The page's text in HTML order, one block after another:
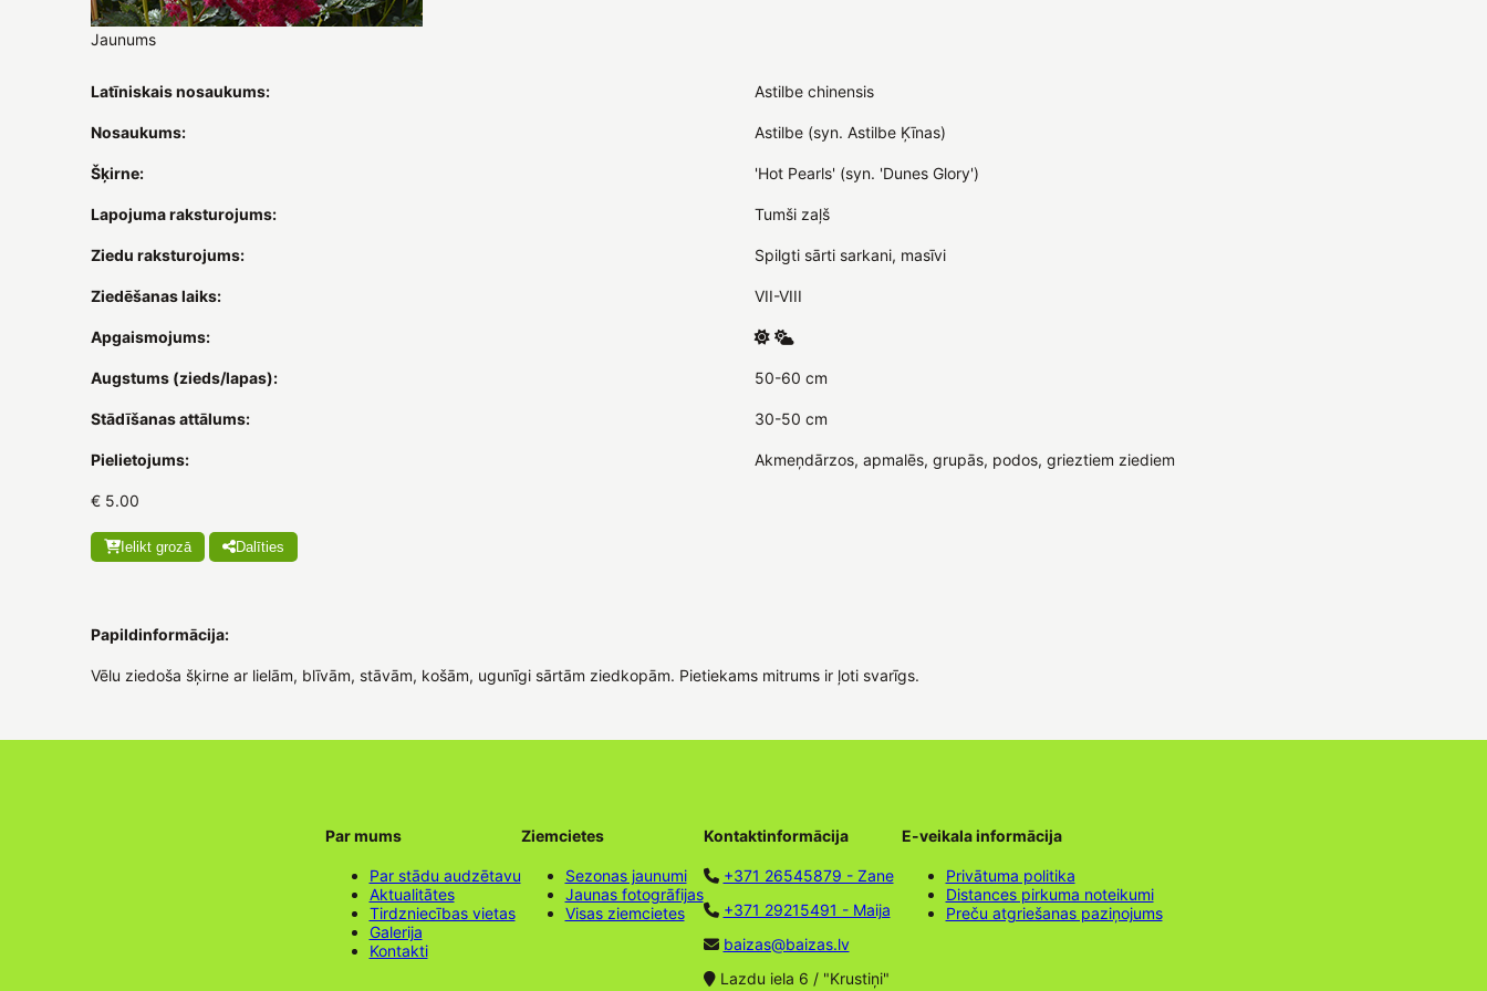
Jaunums
Latīniskais nosaukums: Astilbe chinensis
Nosaukums: Astilbe (syn. Astilbe Ķīnas)
Šķirne: 'Hot Pearls' (syn. 'Dunes Glory')
Lapojuma raksturojums: Tumši zaļš
Ziedu raksturojums: Spilgti sārti sarkani, masīvi
Ziedēšanas laiks: VII-VIII
Apgaismojums:
Augstums (zieds/lapas): 50-60 cm
Stādīšanas attālums: 30-50 cm
Pielietojums: Akmeņdārzos, apmalēs, grupās, podos, grieztiem ziediem
€ 5.00
Ielikt grozā Dalīties
Papildinformācija:
Vēlu ziedoša šķirne ar lielām, blīvām, stāvām, košām, ugunīgi sārtām ziedkopām. Pietiekams mitrums ir ļoti svarīgs.
Par mums
Par stādu audzētavu
Aktualitātes
Tirdzniecības vietas
Galerija
Kontakti
Ziemcietes
Sezonas jaunumi
Jaunas fotogrāfijas
Visas ziemcietes
Kontaktinformācija
+371 26545879 - Zane
+371 29215491 - Maija
baizas@baizas.lv
Lazdu iela 6 / "Krustiņi"
E-veikala informācija
Privātuma politika
Distances pirkuma noteikumi
Preču atgriešanas paziņojums